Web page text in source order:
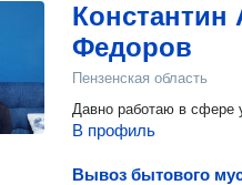
Константин
Федоров
Пензенская область
Давно работаю в сфере
В профиль
Вывоз бытового